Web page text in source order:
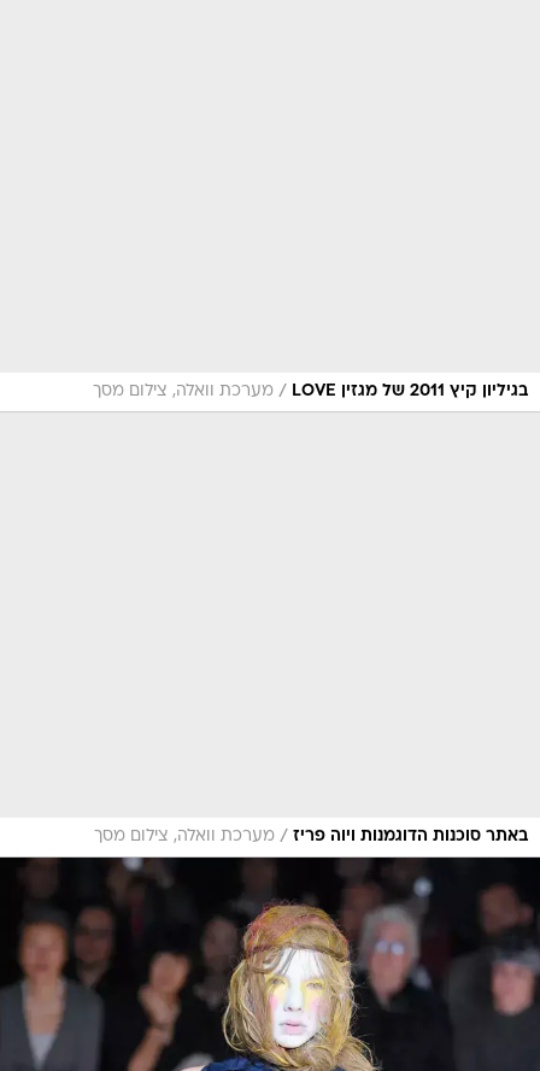
בגיליון קיץ 2011 של מגזין LOVE / מערכת וואלה, צילום מסך
באתר סוכנות הדוגמנות ויוה פריז / מערכת וואלה, צילום מסך